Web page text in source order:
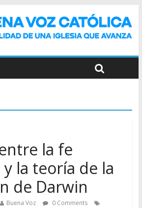
la fe
la teoría de la
de Darwin
Buena Voz
0 Comments